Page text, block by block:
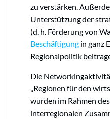
zu verstärken.
Unterstützung der
(d. h. Förderung von
Beschäftigung in ganz
Regionalpolitik
Die
„Regionen für den
wurden im Rahmen
interregionalen